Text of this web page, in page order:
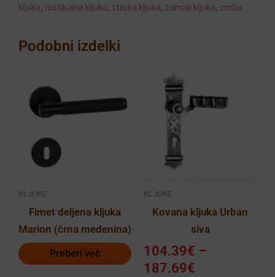
kljuka, rustikalna kljuka, stilska kljuka, zamak kljuka, zorba
Podobni izdelki
KLJUKE
Fimet deljena kljuka
Marion (črna medenina)
Preberi več
KLJUKE
Kovana kljuka Urban
siva
104.39€ –
187.69€
razpon:
od
izdelek
različic.
Možnosti
izberete
na
izdelka